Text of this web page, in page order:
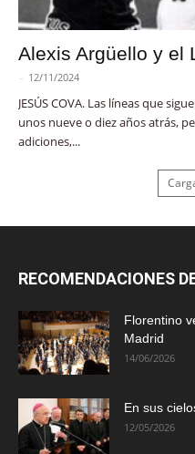
Alexis Argüello y el
- 12/11/2024
JESÚS COVA. Las líneas que
unos nueve o diez años atrás,
adiciones,...
RECOMENDACIONES
Florentino
Madrid
14/06/2026
En sus
12/05/2026